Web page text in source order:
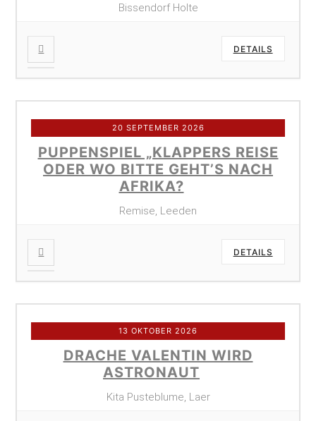
Bissendorf Holte
DETAILS
20 SEPTEMBER 2026
PUPPENSPIEL „KLAPPERS REISE
ODER WO BITTE GEHT’S NACH
AFRIKA?
Remise, Leeden
DETAILS
13 OKTOBER 2026
DRACHE VALENTIN WIRD
ASTRONAUT
Kita Pusteblume, Laer